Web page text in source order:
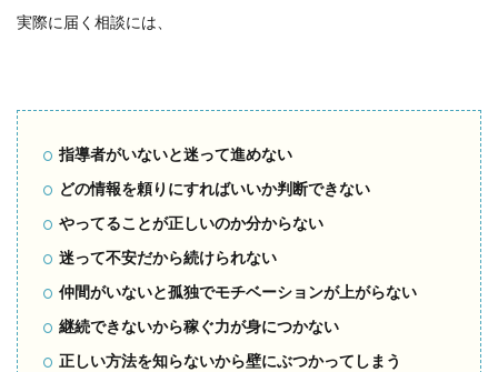
実際に届く相談には、
指導者がいないと迷って進めない
どの情報を頼りにすればいいか判断できない
やってることが正しいのか分からない
迷って不安だから続けられない
仲間がいないと孤独でモチベーションが上がらない
継続できないから稼ぐ力が身につかない
正しい方法を知らないから壁にぶつかってしまう